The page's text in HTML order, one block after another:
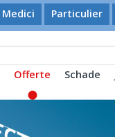
Medici Particulier
Offerte Schade